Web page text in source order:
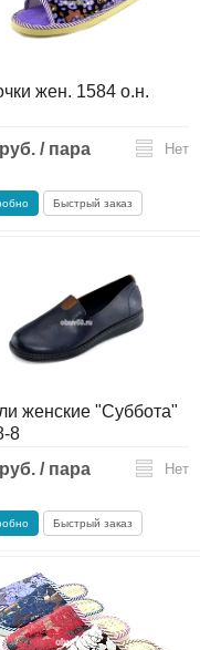
жен. 1584 о.н.
/ пара Нет
Быстрый заказ
женские "Суббота"
8
/ пара
Нет
Быстрый заказ